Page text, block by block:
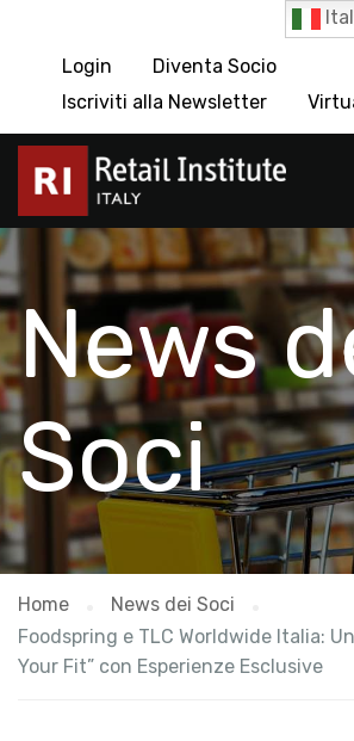
Login
Diventa Socio
Iscriviti alla Newsletter
News
Soci
Home
News dei Soci
Foodspring e TLC Worldwide Italia:
Your Fit” con Esperienze Esclusive